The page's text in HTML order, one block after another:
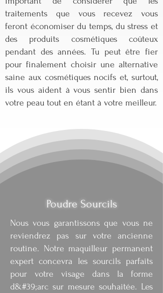
traitements que vous recevez vous
feront économiser du temps, du stress et
des produits cosmétiques coûteux
pendant des années. Tu peut être fier
pour finalement choisir une alternative
saine aux cosmétiques nocifs et, surtout,
ils vous aident à vous sentir bien dans
votre peau tout en étant à votre meilleur.
Poudre Sourcils
Nous vous garantissons que vous ne
reviendrez pas sur votre ancienne
routine. Notre maquilleur permanent
expert concevra les sourcils parfaits
pour votre visage dans la forme
d&#39;arc sur mesure souhaitée. Les